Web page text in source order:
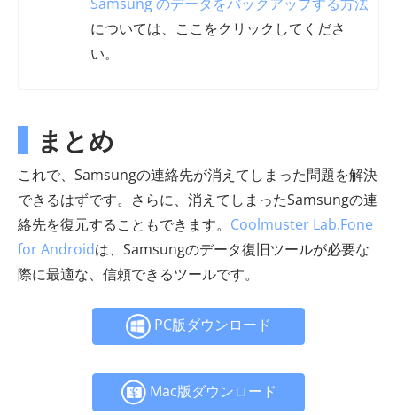
については、ここをクリックしてくださ
い。
まとめ
これで、Samsungの連絡先が消えてしまった問題を解決
できるはずです。さらに、消えてしまったSamsungの連
絡先を復元することもできます。 Coolmuster Lab.Fone
for Androidは、Samsungのデータ復旧ツールが必要な
際に最適な、信頼できるツールです。
PC版ダウンロード
Mac版ダウンロード